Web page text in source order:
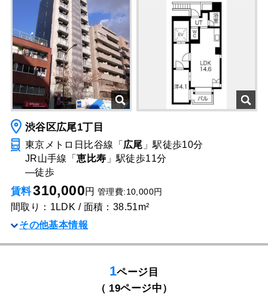
渋谷区広尾1丁目
東京メトロ日比谷線「 広尾 」駅徒歩10分
JR山手線「恵比寿 」駅徒歩11分
―徒歩
賃料310,000円 管理費:10,000円
間取り：1LDK / 面積：38.51m²
その他基本情報
1ページ目
（ 19ページ中）